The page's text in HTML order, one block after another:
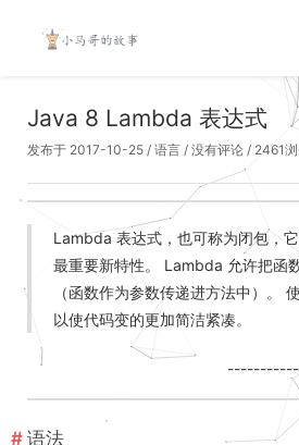
Java 8 Lambda 表达式
发布于 2017-10-25 / 语言 / 没有评论 / 2461
Lambda 表达式，也可称为闭包，
最重要新特性。 Lambda 允许把函
（函数作为参数传递进方法中）。
以使代码变的更加简洁紧凑。
语法